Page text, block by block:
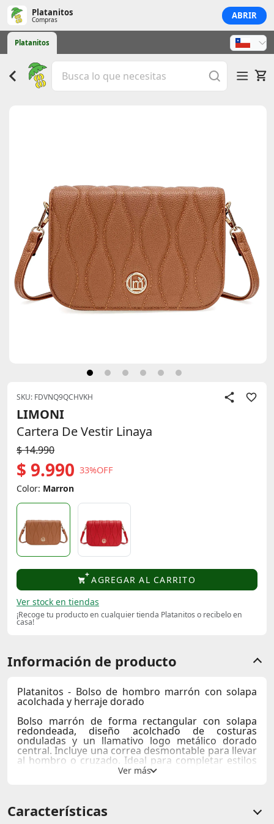
Platanitos
Compras ABRIR
Platanitos
SKU: FDVNQ9QCHVKH
LIMONI
Cartera De Vestir Linaya
$ 14.990
$ 9.990 33%OFF
Color: Marron
AGREGAR AL CARRITO
Ver stock en tiendas
¡Recoge tu producto en cualquier tienda Platanitos o recibelo en
casa!
Información de producto
Platanitos - Bolso de hombro marrón con solapa
acolchada y herraje dorado
Bolso marrón de forma rectangular con solapa
redondeada, diseño acolchado de costuras
onduladas y un llamativo logo metálico dorado
central.Incluye una correa desmontable para llevar
al hombro o cruzado. Ideal para completar estilos
casuales, chic y de noche.
Medidas:21cm de ancho x 6,5cm profundidad x
14cm alto
Características